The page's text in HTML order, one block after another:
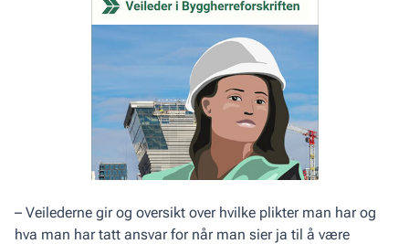
– Veilederne gir og oversikt over hvilke plikter man har og
hva man har tatt ansvar for når man sier ja til å være